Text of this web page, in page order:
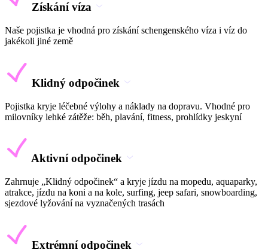
Získání víza
Naše pojistka je vhodná pro získání schengenského víza i víz do
jakékoli jiné země
Klidný odpočinek
Pojistka kryje léčebné výlohy a náklady na dopravu. Vhodné pro
milovníky lehké zátěže: běh, plavání, fitness, prohlídky jeskyní
Aktivní odpočinek
Zahrnuje „Klidný odpočinek“ a kryje jízdu na mopedu, aquaparky,
atrakce, jízdu na koni a na kole, surfing, jeep safari, snowboarding,
sjezdové lyžování na vyznačených trasách
Extrémní odpočinek